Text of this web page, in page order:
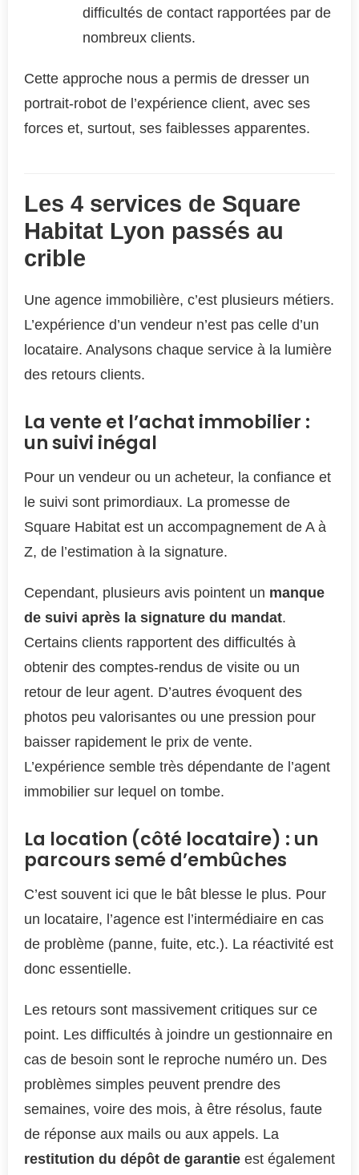
difficultés de contact rapportées par de
nombreux clients.
Cette approche nous a permis de dresser un
portrait-robot de l’expérience client, avec ses
forces et, surtout, ses faiblesses apparentes.
Les 4 services de Square
Habitat Lyon passés au
crible
Une agence immobilière, c’est plusieurs métiers.
L’expérience d’un vendeur n’est pas celle d’un
locataire. Analysons chaque service à la lumière
des retours clients.
La vente et l’achat immobilier :
un suivi inégal
Pour un vendeur ou un acheteur, la confiance et
le suivi sont primordiaux. La promesse de
Square Habitat est un accompagnement de A à
Z, de l’estimation à la signature.
Cependant, plusieurs avis pointent un manque
de suivi après la signature du mandat.
Certains clients rapportent des difficultés à
obtenir des comptes-rendus de visite ou un
retour de leur agent. D’autres évoquent des
photos peu valorisantes ou une pression pour
baisser rapidement le prix de vente.
L’expérience semble très dépendante de l’agent
immobilier sur lequel on tombe.
La location (côté locataire) : un
parcours semé d’embûches
C’est souvent ici que le bât blesse le plus. Pour
un locataire, l’agence est l’intermédiaire en cas
de problème (panne, fuite, etc.). La réactivité est
donc essentielle.
Les retours sont massivement critiques sur ce
point. Les difficultés à joindre un gestionnaire en
cas de besoin sont le reproche numéro un. Des
problèmes simples peuvent prendre des
semaines, voire des mois, à être résolus, faute
de réponse aux mails ou aux appels. La
restitution du dépôt de garantie est également